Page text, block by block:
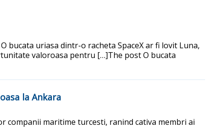
bucata uriasa dintr-o racheta SpaceX ar fi lovit Luna,
valoroasa pentru […]The post O bucata
la Ankara
companii maritime turcesti, ranind cativa membri ai